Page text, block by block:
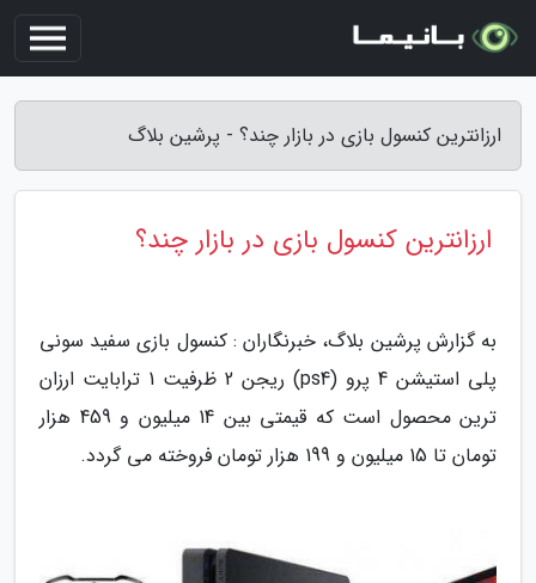
ارزانترین کنسول بازی در بازار چند؟ - پرشین بلاگ
ارزانترین کنسول بازی در بازار چند؟
به گزارش پرشین بلاگ، خبرنگاران : کنسول بازی سفید سونی
پلی استیشن 4 پرو (ps4) ریجن 2 ظرفیت 1 ترابایت ارزان
ترین محصول است که قیمتی بین 14 میلیون و 459 هزار
تومان تا 15 میلیون و 199 هزار تومان فروخته می گردد.